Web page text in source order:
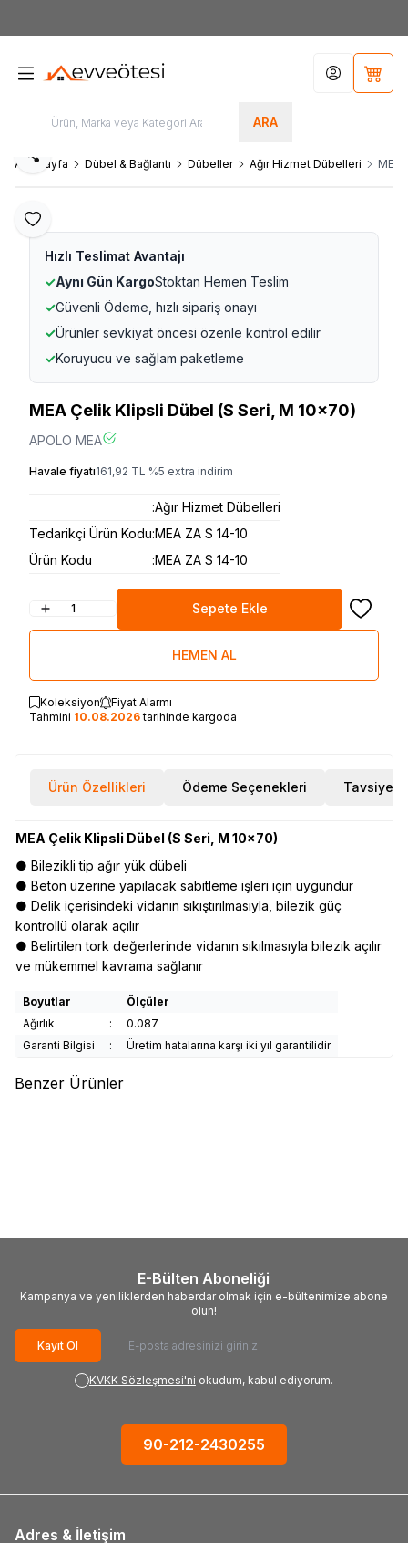
ARA
Hesabım
Ana Sayfa Dübel & Bağlantı Dübeller Ağır Hizmet Dübelleri MEA
Favoriye Ekle
Paylaş
Hızlı Teslimat Avantajı
✓Aynı Gün KargoStoktan Hemen Teslim
✓Güvenli Ödeme, hızlı sipariş onayı
✓Ürünler sevkiyat öncesi özenle kontrol edilir
✓Koruyucu ve sağlam paketleme
MEA Çelik Klipsli Dübel (S Seri, M 10x70)
APOLO MEA
Havale fiyatı161,92 TL %5 extra indirim
:Ağır Hizmet Dübelleri
Tedarikçi Ürün Kodu:MEA ZA S 14-10
Ürün Kodu
:MEA ZA S 14-10
Sepete Ekle Favoriye
HEMEN AL
Koleksiyon
Fiyat Alarmı
Tahmini 10.08.2026tarihinde kargoda
Ürün Özellikleri Ödeme Seçenekleri Tavsiye Et
MEA Çelik Klipsli Dübel (S Seri, M 10x70)
● Bilezikli tip ağır yük dübeli
● Beton üzerine yapılacak sabitleme işleri için uygundur
● Delik içerisindeki vidanın sıkıştırılmasıyla, bilezik güç
kontrollü olarak açılır
● Belirtilen tork değerlerinde vidanın sıkılmasıyla bilezik açılır
ve mükemmel kavrama sağlanır
Boyutlar
Ölçüler
Ağırlık
:
0.087
Garanti Bilgisi
: Üretim hatalarına karşı iki yıl garantilidir
Benzer Ürünler
E-Bülten Aboneliği
Kampanya ve yeniliklerden haberdar olmak için e-bültenimize abone
olun!
Kayıt Ol
KVKK Sözleşmesi'ni okudum, kabul ediyorum.
90-212-2430255
Adres & İletişim